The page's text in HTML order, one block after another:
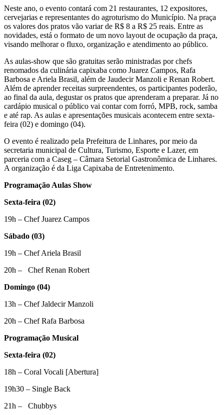
Neste ano, o evento contará com 21 restaurantes, 12 expositores,
cervejarias e representantes do agroturismo do Município. Na praça
os valores dos pratos vão variar de R$ 8 a R$ 25 reais. Entre as
novidades, está o formato de um novo layout de ocupação da praça,
visando melhorar o fluxo, organização e atendimento ao público.
As aulas-show que são gratuitas serão ministradas por chefs
renomados da culinária capixaba como Juarez Campos, Rafa
Barbosa e Ariela Brasil, além de Jaudecir Manzoli e Renan Robert.
Além de aprender receitas surpreendentes, os participantes poderão,
ao final da aula, degustar os pratos que aprenderam a preparar. Já no
cardápio musical o público vai contar com forró, MPB, rock, samba
e até rap. As aulas e apresentações musicais acontecem entre sexta-
feira (02) e domingo (04).
O evento é realizado pela Prefeitura de Linhares, por meio da
secretaria municipal de Cultura, Turismo, Esporte e Lazer, em
parceria com a Caseg – Câmara Setorial Gastronômica de Linhares.
A organização é da Liga Capixaba de Entretenimento.
Programação Aulas Show
Sexta-feira (02)
19h – Chef Juarez Campos
Sábado (03)
19h – Chef Ariela Brasil
20h – Chef Renan Robert
Domingo (04)
13h – Chef Jaldecir Manzoli
20h – Chef Rafa Barbosa
Programação Musical
Sexta-feira (02)
18h – Coral Vocali [Abertura]
19h30 – Single Back
21h – Chubbys